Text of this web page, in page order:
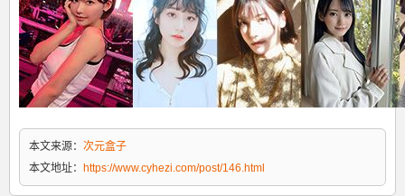
本文来源： 次元盒子
本文地址： https://www.cyhezi.com/post/146.html